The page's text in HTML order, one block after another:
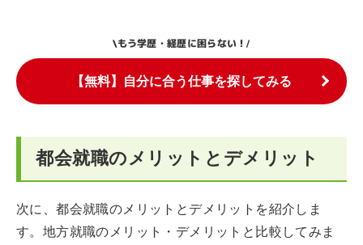
\もう学歴・経歴に困らない！/
【無料】自分に合う仕事を探してみる
都会就職のメリットとデメリット
次に、都会就職のメリットとデメリットを紹介しま
す。地方就職のメリット・デメリットと比較してみま